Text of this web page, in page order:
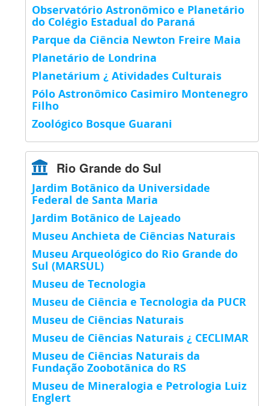
Observatório Astronômico e Planetário
do Colégio Estadual do Paraná
Parque da Ciência Newton Freire Maia
Planetário de Londrina
Planetárium ¿ Atividades Culturais
Pólo Astronômico Casimiro Montenegro
Filho
Zoológico Bosque Guarani
Rio Grande do Sul
Jardim Botânico da Universidade
Federal de Santa Maria
Jardim Botânico de Lajeado
Museu Anchieta de Ciências Naturais
Museu Arqueológico do Rio Grande do
Sul (MARSUL)
Museu de Tecnologia
Museu de Ciência e Tecnologia da PUCR
Museu de Ciências Naturais
Museu de Ciências Naturais ¿ CECLIMAR
Museu de Ciências Naturais da
Fundação Zoobotânica do RS
Museu de Mineralogia e Petrologia Luiz
Englert